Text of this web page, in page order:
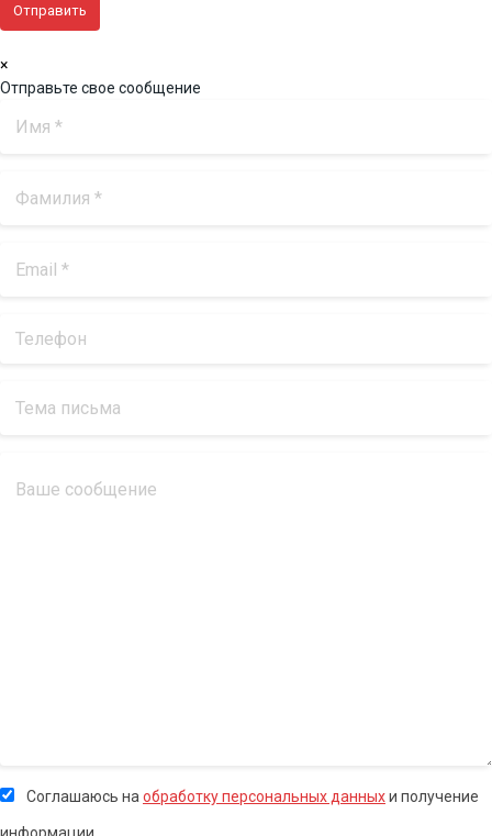
×
Отправьте свое сообщение
Соглашаюсь на обработку персональных данныхи получение
информации